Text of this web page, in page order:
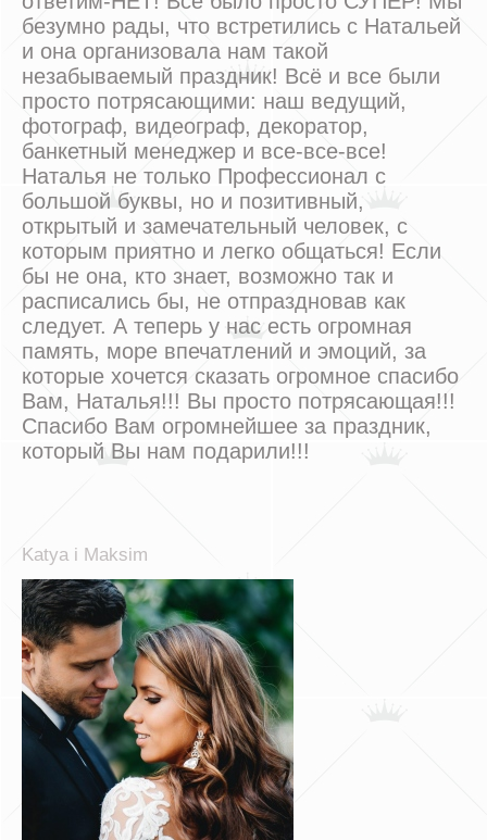
безумно рады, что встретились с Натальей
и она организовала нам такой
незабываемый праздник! Всё и все были
просто потрясающими: наш ведущий,
фотограф, видеограф, декоратор,
банкетный менеджер и все-все-все!
Наталья не только Профессионал с
большой буквы, но и позитивный,
открытый и замечательный человек, с
которым приятно и легко общаться! Если
бы не она, кто знает, возможно так и
расписались бы, не отпраздновав как
следует. А теперь у нас есть огромная
память, море впечатлений и эмоций, за
которые хочется сказать огромное спасибо
Вам, Наталья!!! Вы просто потрясающая!!!
Спасибо Вам огромнейшее за праздник,
который Вы нам подарили!!!
Katya i Maksim